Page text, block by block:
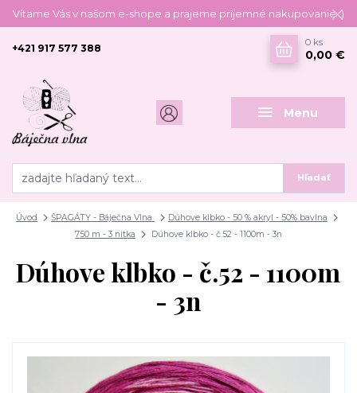
Vítame Vás v našom e-shope a prajeme príjemné nakupovanie :)
Menu
Hľadať
+421 917 577 388
0 ks
0,00 €
Úvod ŠPAGÁTY - Báječna Vlna
Dúhove klbko - 50 % akryl - 50% bavlna
750 m - 3 nitka
Dúhove klbko - č.52 - 1100m - 3n
Dúhove klbko - č.52 - 1100m
- 3n